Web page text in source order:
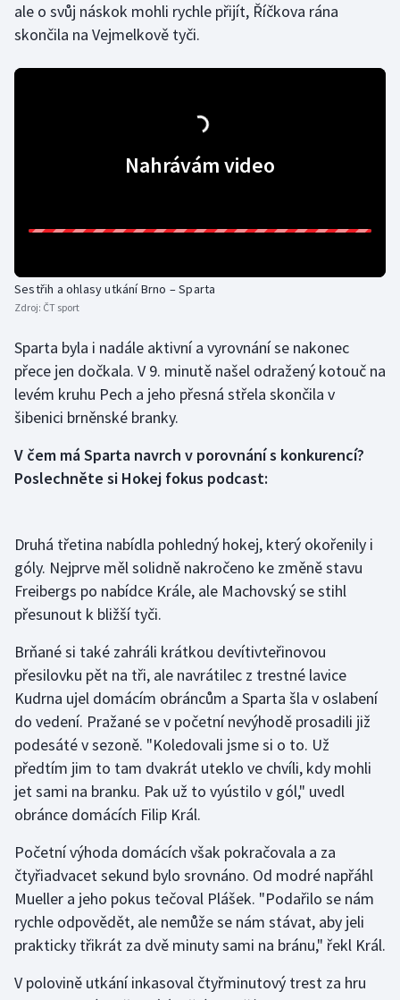
Krasobruslení
Olympijské hry
Plavání
Plážový volejbal
Ragby
Rychlostní kanoistika
Sportovní střelba
Stolní tenis
Triatlon
Veslování
Vodní slalom
Volejbal
ale o svůj náskok mohli rychle přijít, Říčkova rána
skončila na Vejmelkově tyči.
Nahrávám video
Sestřih a ohlasy utkání Brno – Sparta
Zdroj: ČT sport
Sparta byla i nadále aktivní a vyrovnání se nakonec
přece jen dočkala. V 9. minutě našel odražený kotouč na
levém kruhu Pech a jeho přesná střela skončila v
šibenici brněnské branky.
V čem má Sparta navrch v porovnání s konkurencí?
Poslechněte si Hokej fokus podcast:
Druhá třetina nabídla pohledný hokej, který okořenily i
góly. Nejprve měl solidně nakročeno ke změně stavu
Freibergs po nabídce Krále, ale Machovský se stihl
přesunout k bližší tyči.
Brňané si také zahráli krátkou devítivteřinovou
přesilovku pět na tři, ale navrátilec z trestné lavice
Kudrna ujel domácím obráncům a Sparta šla v oslabení
do vedení. Pražané se v početní nevýhodě prosadili již
podesáté v sezoně. "Koledovali jsme si o to. Už
předtím jim to tam dvakrát uteklo ve chvíli, kdy mohli
jet sami na branku. Pak už to vyústilo v gól," uvedl
obránce domácích Filip Král.
Početní výhoda domácích však pokračovala a za
čtyřiadvacet sekund bylo srovnáno. Od modré napřáhl
Mueller a jeho pokus tečoval Plášek. "Podařilo se nám
rychle odpovědět, ale nemůže se nám stávat, aby jeli
prakticky třikrát za dvě minuty sami na bránu," řekl Král.
V polovině utkání inkasoval čtyřminutový trest za hru